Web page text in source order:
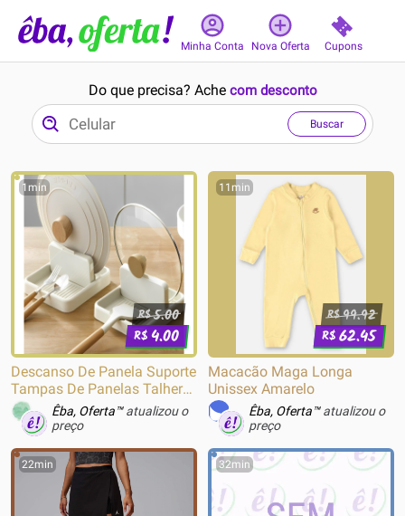
Minha Conta Nova Oferta Cupons
Do que precisa? Ache com desconto
Buscar
1min
R$5.00
R$4.00
Descanso De Panela Suporte
Tampas De Panelas Talheres
E Acessórios Organizador
Porta Tempero Cozinha
Êba, Oferta™atualizou o
preço
11min
R$99.92
R$62.45
Macacão Maga Longa
Unissex Amarelo
Êba, Oferta™atualizou o
preço
22min 32min